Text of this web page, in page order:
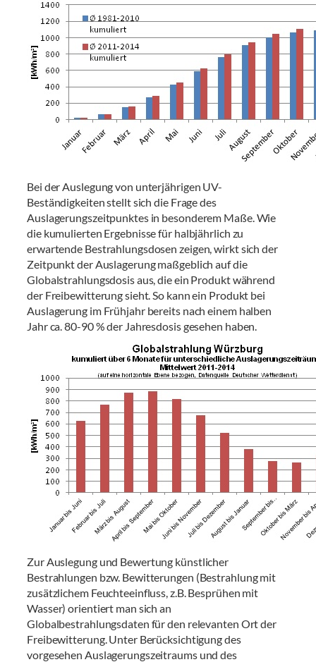
Bei der Auslegung von unterjährigen UV-
Beständigkeiten stellt sich die Frage des
Auslagerungszeitpunktes in besonderem Maße. Wie
die kumulierten Ergebnisse für halbjährlich zu
erwartende Bestrahlungsdosen zeigen, wirkt sich der
Zeitpunkt der Auslagerung maßgeblich auf die
Globalstrahlungsdosis aus, die ein Produkt während
der Freibewitterung sieht. So kann ein Produkt bei
Auslagerung im Frühjahr bereits nach einem halben
Jahr ca. 80-90 % der Jahresdosis gesehen haben.
Zur Auslegung und Bewertung künstlicher
Bestrahlungen bzw. Bewitterungen (Bestrahlung mit
zusätzlichem Feuchteeinfluss, z.B. Besprühen mit
Wasser) orientiert man sich an
Globalbestrahlungsdaten für den relevanten Ort der
Freibewitterung. Unter Berücksichtigung des
vorgesehen Auslagerungszeitraums und des